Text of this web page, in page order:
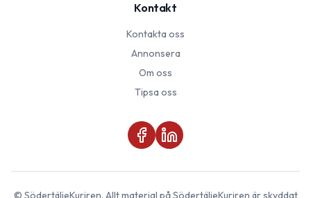
Kontakt
Kontakta oss
Annonsera
Om oss
Tipsa oss
© SödertäljeKuriren. Allt material påSödertäljeKuriren är skyddat